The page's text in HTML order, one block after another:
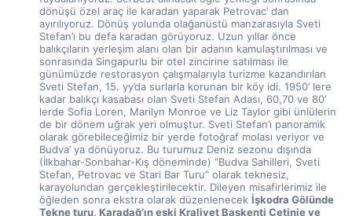
dönüşü özel araç ile karadan yaparak Petrovac’ dan
ayırılıyoruz. Dönüş yolunda olağanüstü manzarasıyla Sveti
Stefan’ı bu defa karadan görüyoruz. Uzun yıllar önce
balıkçıların yerleşim alanı olan bir adanın kamulaştırılması ve
sonrasında Singapurlu bir otel zincirine satılması ile
günümüzde restorasyon çalışmalarıyla turizme kazandırılan
Sveti Stefan, 15. yy’da surlarla korunan bir köy idi. 1950’ lere
kadar balıkçı kasabası olan Sveti Stefan Adası, 60,70 ve 80’
lerde Sofia Loren, Marilyn Monroe ve Liz Taylor gibi ünlülerin
de bir dönem uğrak yeri olmuştur. Sveti Stefan’ı panoramik
olarak görebileceğimiz bir yerde fotoğraf molası veriyor ve
Budva’ ya dönüyoruz. Bu turumuz Deniz sezonu dışında
(İlkbahar-Sonbahar-Kış döneminde) “Budva Sahilleri, Sveti
Stefan, Petrovac ve Stari Bar Turu” olarak teknesiz,
karayolundan gerçekleştirilecektir. Dileyen misafirlerimiz ile
öğleden sonra ekstra olarak düzenlenecek İşkodra Gölünde
Tekne turu, Karadağ’ın eski Kraliyet Başkenti Cetinje ve